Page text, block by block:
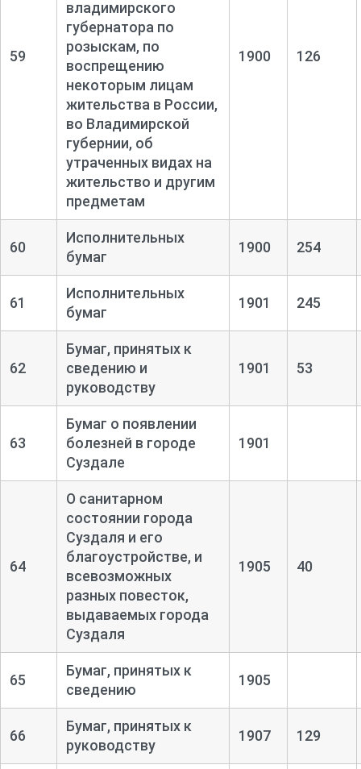
59
владимирского
губернатора по
розыскам, по
воспрещению
некоторым лицам
жительства в России,
во Владимирской
губернии, об
утраченных видах на
жительство и другим
предметам
1900 126
60
Исполнительных
бумаг
1900 254
61
Исполнительных
бумаг
1901 245
62
Бумаг, принятых к
сведению и
руководству
1901 53
63
Бумаг о появлении
болезней в городе
Суздале
1901
64
О санитарном
состоянии города
Суздаля и его
благоустройстве, и
всевозможных
разных повесток,
выдаваемых города
Суздаля
1905 40
65
Бумаг, принятых к
сведению
1905
66
Бумаг, принятых к
руководству
1907 129